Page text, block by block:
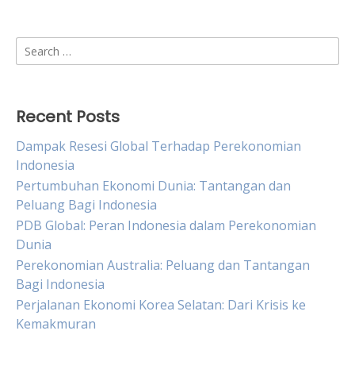
Search
for:
Recent Posts
Dampak Resesi Global Terhadap Perekonomian
Indonesia
Pertumbuhan Ekonomi Dunia: Tantangan dan
Peluang Bagi Indonesia
PDB Global: Peran Indonesia dalam Perekonomian
Dunia
Perekonomian Australia: Peluang dan Tantangan
Bagi Indonesia
Perjalanan Ekonomi Korea Selatan: Dari Krisis ke
Kemakmuran